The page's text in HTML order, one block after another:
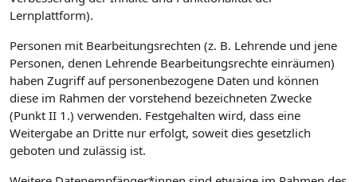
Lernplattform).
Personen mit Bearbeitungsrechten (z. B. Lehrende und jene
Personen, denen Lehrende Bearbeitungsrechte einräumen)
haben Zugriff auf personenbezogene Daten und können
diese im Rahmen der vorstehend bezeichneten Zwecke
(Punkt II 1.) verwenden. Festgehalten wird, dass eine
Weitergabe an Dritte nur erfolgt, soweit dies gesetzlich
geboten und zulässig ist.